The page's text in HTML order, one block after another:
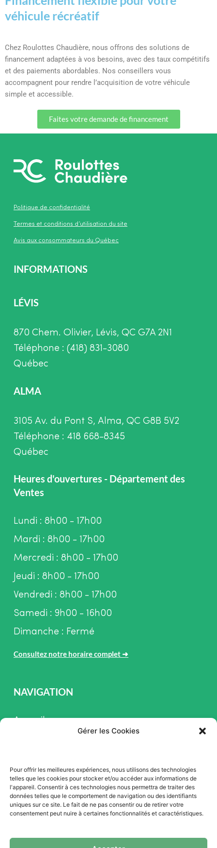
Gérer les Cookies
Pour offrir les meilleures expériences, nous utilisons des technologies
telles que les cookies pour stocker et/ou accéder aux informations de
l'appareil. Consentir à ces technologies nous permettra de traiter des
données telles que le comportement de navigation ou des identifiants
uniques sur ce site. Le fait de ne pas consentir ou de retirer votre
consentement peut nuire à certaines fonctionnalités et caractéristiques.
véhicule récréatif
Chez Roulottes Chaudière, nous offrons des solutions de
financement adaptées à vos besoins, avec des taux compétitifs
et des paiements abordables. Nos conseillers vous
accompagnent pour rendre l’acquisition de votre véhicule
simple et accessible.
Faites votre demande de financement
Politique de confidentialité
Termes et conditions d’utilisation du site
Avis aux consommateurs du Québec
INFORMATIONS
LÉVIS
870 Chem. Olivier, Lévis, QC G7A 2N1
Téléphone : (418) 831-3080
Québec
ALMA
3105 Av. du Pont S, Alma, QC G8B 5V2
Téléphone : 418 668-8345
Québec
Heures d'ouvertures - Département des
Ventes
Lundi : 8h00 - 17h00
Mardi : 8h00 - 17h00
Mercredi : 8h00 - 17h00
Jeudi : 8h00 - 17h00
Vendredi : 8h00 - 17h00
Samedi : 9h00 - 16h00
Dimanche : Fermé
Consultez notre horaire complet ➜
NAVIGATION
Accueil
Promotion
Blogue
Nous contacter